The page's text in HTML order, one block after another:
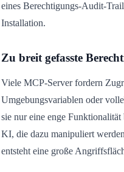
eines Berechtigungs-Audit-
Installation.
Zu breit gefasste
Viele MCP-Server fordern
Umgebungsvariablen oder
sie nur eine enge
KI, die dazu manipuliert
entsteht eine große